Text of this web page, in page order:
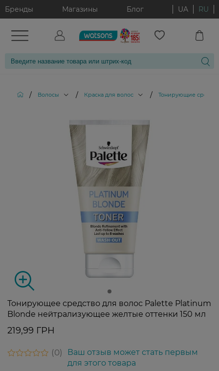
Бренды Магазины Блог UA RU
/ Волосы / Краска для волос / Тонирующие
Тонирующее средство для волос Palette Platinum
Blonde нейтрализующее желтые оттенки 150 мл
219,99 ГРН
0
Ваш отзыв может стать первым
для этого товара